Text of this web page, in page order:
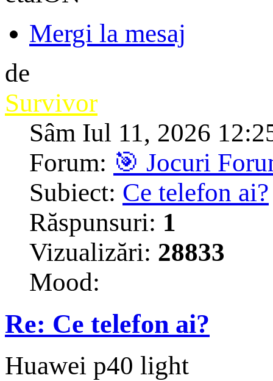
Mergi la mesaj
de
Survivor
Sâm Iul 11, 2026
Forum: 🎯 Jocuri
Subiect: Ce telefon ai?
Răspunsuri: 1
Vizualizări: 28833
Mood:
Re: Ce telefon ai?
Huawei p40 light